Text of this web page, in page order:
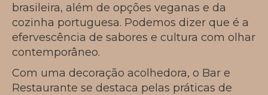
brasileira, além de opções veganas e da
cozinha portuguesa. Podemos dizer que é a
efervescência de sabores e cultura com olhar
contemporâneo.
Com uma decoração acolhedora, o Bar e
Restaurante se destaca pelas práticas de